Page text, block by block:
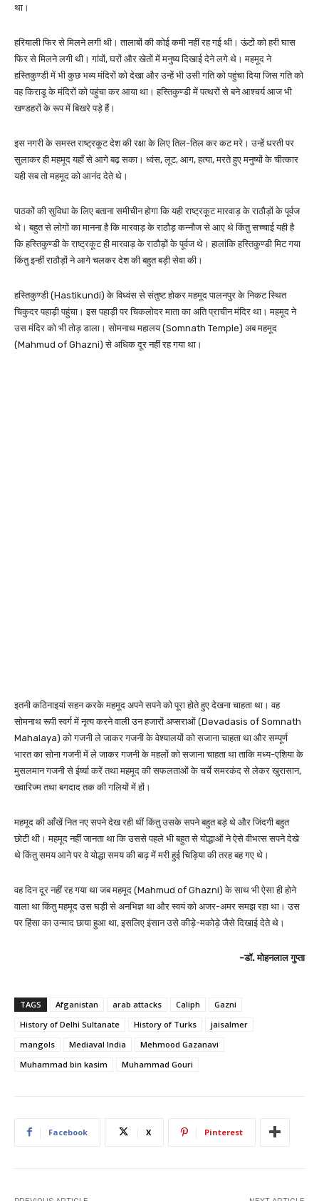
था।
हरियाली फिर से मिलने लगी थी। तालाबों की कोई कमी नहीं रह गई थी। ऊंटों को हरी घास
फिर से मिलने लगी थी। गांवों, घरों और खेतों में मनुष्य दिखाई देने लगे थे। महमूद ने
हस्तिकुण्डी में भी कुछ भव्य मंदिरों को देखा और उन्हें भी उसी गति को पहुंचा दिया जिस गति को
वह किराडू के मंदिरों को पहुंचा कर आया था। हस्तिकुण्डी में पत्थरों से बने आश्चर्य आज भी
खण्डहरों के रूप में बिखरे पड़े हैं।
इस नगरी के समस्त राष्ट्रकूट देश की रक्षा के लिए तिल-तिल कर कट मरे। उन्हें धरती पर
सुलाकर ही महमूद यहाँ से आगे बढ़ सका। ध्वंस, लूट, आग, हत्या, मरते हुए मनुष्यों के चीत्कार
यही सब तो महमूद को आनंद देते थे।
पाठकों की सुविधा के लिए बताना समीचीन होगा कि यही राष्ट्रकूट मारवाड़ के राठौड़ों के पूर्वज
थे। बहुत से लोगों का मानना है कि मारवाड़ के राठौड़ कन्नौज से आए थे किंतु सच्चाई यही है
कि हस्तिकुण्डी के राष्ट्रकूट ही मारवाड़ के राठौड़ों के पूर्वज थे। हालांकि हस्तिकुण्डी मिट गया
किंतु इन्हीं राठौड़ों ने आगे चलकर देश की बहुत बड़ी सेवा की।
हस्तिकुण्डी (Hastikundi) के विध्वंस से संतुष्ट होकर महमूद पालनपुर के निकट स्थित
चिकुदर पहाड़ी पहुंचा। इस पहाड़ी पर चिकलोदर माता का अति प्राचीन मंदिर था। महमूद ने
उस मंदिर को भी तोड़ डाला। सोमनाथ महालय (Somnath Temple) अब महमूद
(Mahmud of Ghazni) से अधिक दूर नहीं रह गया था।
इतनी कठिनाइयां सहन करके महमूद अपने सपने को पूरा होते हुए देखना चाहता था। वह
सोमनाथ रूपी स्वर्ग में नृत्य करने वाली उन हजारों अप्सराओं (Devadasis of Somnath
Mahalaya) को गजनी ले जाकर गजनी के वेश्यालयों को सजाना चाहता था और सम्पूर्ण
भारत का सोना गजनी में ले जाकर गजनी के महलों को सजाना चाहता था ताकि मध्य-एशिया के
मुसलमान गजनी से ईर्ष्या करें तथा महमूद की सफलताओं के चर्चे समरकंद से लेकर खुरासान,
ख्वारिज्म तथा बगदाद तक की गलियों में हों।
महमूद की आँखें नित नए सपने देख रही थीं किंतु उसके सपने बहुत बड़े थे और जिंदगी बहुत
छोटी थी। महमूद नहीं जानता था कि उससे पहले भी बहुत से योद्धाओं ने ऐसे वीभत्स सपने देखे
थे किंतु समय आने पर वे योद्धा समय की बाढ़ में मरी हुई चिड़िया की तरह बह गए थे।
वह दिन दूर नहीं रह गया था जब महमूद (Mahmud of Ghazni) के साथ भी ऐसा ही होने
वाला था किंतु महमूद उस घड़ी से अनभिज्ञ था और स्वयं को अजर-अमर समझ रहा था। उस
पर हिंसा का उन्माद छाया हुआ था, इसलिए इंसान उसे कीड़े-मकोड़े जैसे दिखाई देते थे।
-डॉ. मोहनलाल गुप्ता
TAGS Afganistan arab attacks Caliph
Gazni
History of Delhi Sultanate
History of Turks
jaisalmer
mangols
Mediaval India
Mehmood Gazanavi
Muhammad bin kasim
Muhammad Gouri
Facebook X Pinterest